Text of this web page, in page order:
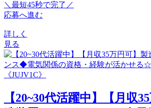
＼最短45秒で完了／
応募へ進む
詳しく
見る
【20~30代活躍中】【月収